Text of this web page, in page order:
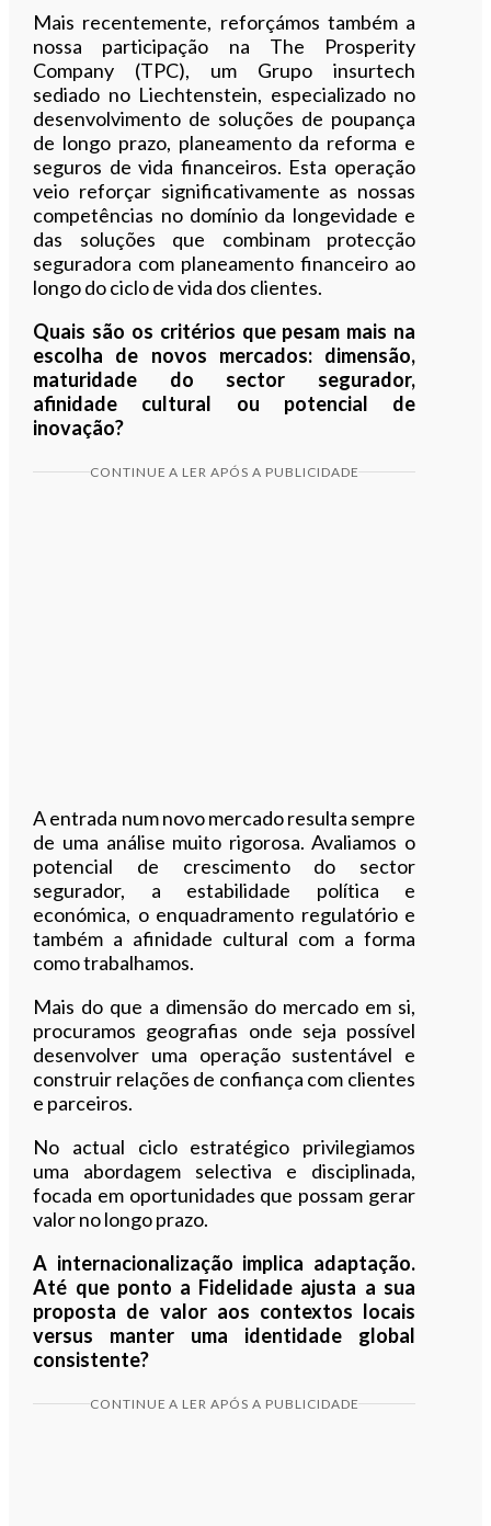
Mais recentemente, reforçámos também a
nossa participação na The Prosperity
Company (TPC), um Grupo insurtech
sediado no Liechtenstein, especializado no
desenvolvimento de soluções de poupança
de longo prazo, planeamento da reforma e
seguros de vida financeiros. Esta operação
veio reforçar significativamente as nossas
competências no domínio da longevidade e
das soluções que combinam protecção
seguradora com planeamento financeiro ao
longo do ciclo de vida dos clientes.
Quais são os critérios que pesam mais na
escolha de novos mercados: dimensão,
maturidade do sector segurador,
afinidade cultural ou potencial de
inovação?
CONTINUE A LER APÓS A PUBLICIDADE
A entrada num novo mercado resulta sempre
de uma análise muito rigorosa. Avaliamos o
potencial de crescimento do sector
segurador, a estabilidade política e
económica, o enquadramento regulatório e
também a afinidade cultural com a forma
como trabalhamos.
Mais do que a dimensão do mercado em si,
procuramos geografias onde seja possível
desenvolver uma operação sustentável e
construir relações de confiança com clientes
e parceiros.
No actual ciclo estratégico privilegiamos
uma abordagem selectiva e disciplinada,
focada em oportunidades que possam gerar
valor no longo prazo.
A internacionalização implica adaptação.
Até que ponto a Fidelidade ajusta a sua
proposta de valor aos contextos locais
versus manter uma identidade global
consistente?
CONTINUE A LER APÓS A PUBLICIDADE